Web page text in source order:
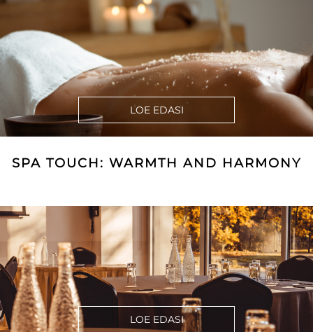
LOE EDASI
SPA TOUCH: WARMTH AND HARMONY
LOE EDASI